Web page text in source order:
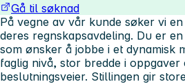
Gå til søknad
På vegne av vår kunde søker vi
deres regnskapsavdeling. Du er
som ønsker å jobbe i et dynamisk
faglig nivå, stor bredde i oppgaver
beslutningsveier. Stillingen gir